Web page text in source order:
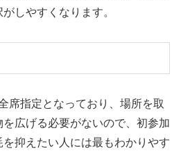
しやすくなります。
席指定となっており、場所を取
広げる必要がないので、初参加
抑えたい人には最もわかりやす